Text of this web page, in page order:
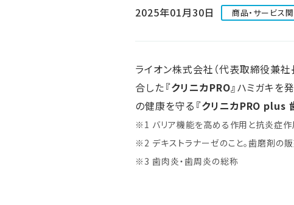
人的資本・労働安全
顧客の満足と信頼の追求
2025年01月30日 商品・サービス
ライオン株式会社（代表取締役兼
合した『クリニカPRO』ハミガキを
の健康を守る 『クリニカPRO plus
※1 バリア機能を高める作用と抗炎症作
※2 デキストラナーゼのこと。歯磨剤の
※3 歯肉炎・歯周炎の総称